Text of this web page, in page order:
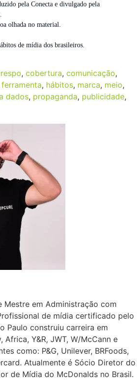
pela Conecta e divulgado pela
olhada no material.
, cobertura, comunicação,
ferramenta, hábitos, marca, meio,
dados, propaganda, publicidade,
Mestre em Administração com
de mídia certificado pelo
Paulo construiu carreira em
Africa, Y&R, JWT, W/McCann e
como: P&G, Unilever, BRFoods,
Atualmente é Sócio Diretor do
de Mídia do McDonalds no Brasil.